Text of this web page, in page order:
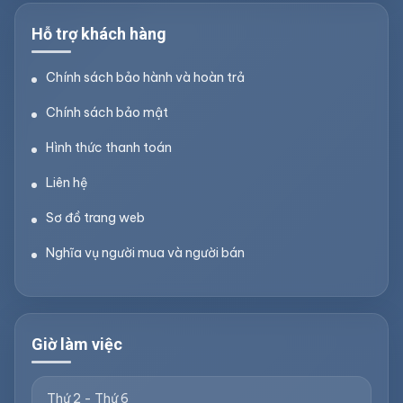
Hỗ trợ khách hàng
Chính sách bảo hành và hoàn trả
Chính sách bảo mật
Hình thức thanh toán
Liên hệ
Sơ đồ trang web
Nghĩa vụ người mua và người bán
Giờ làm việc
Thứ 2 - Thứ 6